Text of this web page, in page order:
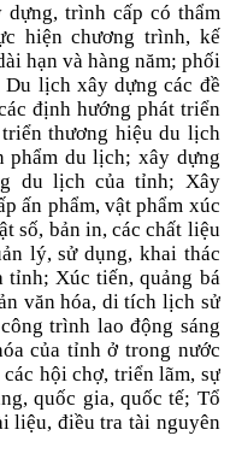
trình cấp có thẩm
hiện chương trình, kế
hạn và hàng năm; phối
lịch xây dựng các đề
định hướng phát triển
thương hiệu du lịch
phẩm du lịch; xây dựng
du lịch của tỉnh; Xây
ấn phẩm, vật phẩm xúc
số, bản in, các chất liệu
lý, sử dụng, khai thác
Xúc tiến, quảng bá
văn hóa, di tích lịch sử
trình lao động sáng
của tỉnh ở trong nước
hội chợ, triển lãm, sự
quốc gia, quốc tế; Tổ
liệu, điều tra tài nguyên